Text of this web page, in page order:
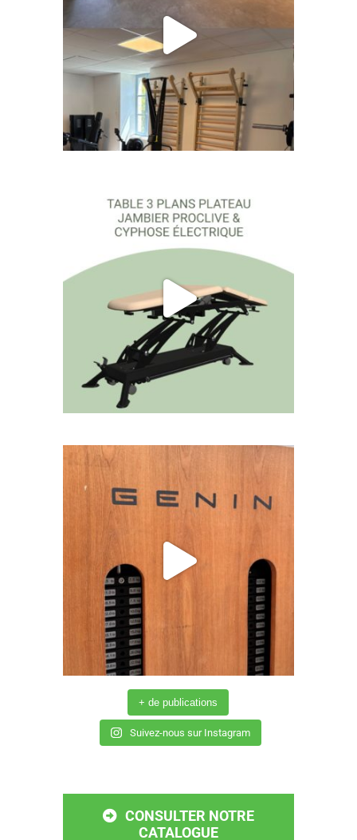
+ de publications
Suivez-nous sur Instagram
CONSULTER NOTRE
CATALOGUE